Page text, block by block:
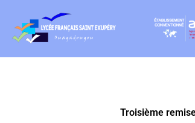
Troisième